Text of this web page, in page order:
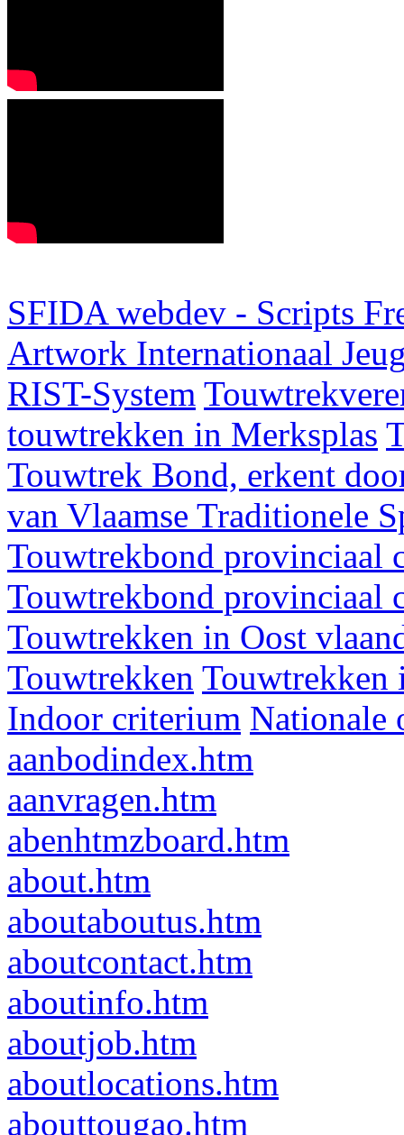
SFIDA webdev - Scripts
Artwork Internationaal
RIST-System
touwtrekken in Merksplas
Touwtrek Bond, erkent
van Vlaamse Traditionele
Touwtrekbond provinciaal
Touwtrekbond provinciaal
Touwtrekken in Oost
Touwtrekken Touwtrekken
Indoor criterium Nationale
aanbodindex.htm
aanvragen.htm
abenhtmzboard.htm
about.htm
aboutaboutus.htm
aboutcontact.htm
aboutinfo.htm
aboutjob.htm
aboutlocations.htm
abouttougao.htm